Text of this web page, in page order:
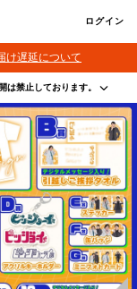
ログイン
け遅延について
禁止しております。
、その他営利目的での転売行
ンツは、出品者が著作権を有
害する行為は禁止しており
、オークション等への出品、